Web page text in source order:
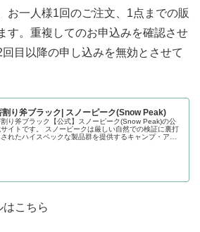
お一人様1回のご注文、1点までの販
す。重複してのお申込みを確認させ
目以降の申し込みを無効とさせて
割り斧ブラック| スノーピーク(Snow Peak)
り斧ブラック【公式】スノーピーク(Snow Peak)の公
イトです。 スノーピークは厳しい自然での検証に裏打
されたハイスペックな製品群を提供するキャンプ・アパ
はこちら